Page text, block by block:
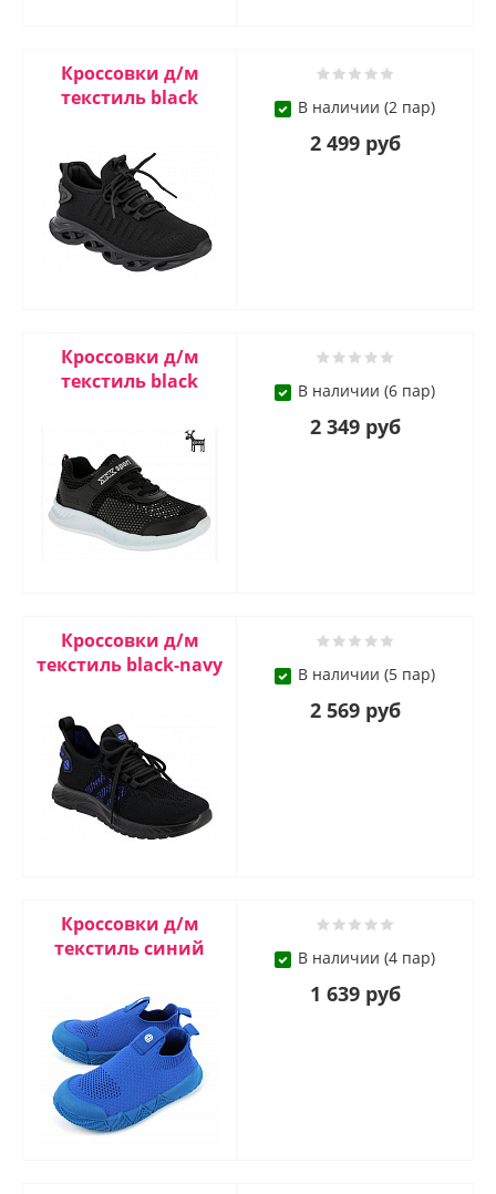
Кроссовки д/м
текстиль blaсk
В наличии (2 пар)
2 499 руб
Кроссовки д/м
текстиль blaсk
В наличии (6 пар)
2 349 руб
Кроссовки д/м
текстиль blaсk-navy
В наличии (5 пар)
2 569 руб
Кроссовки д/м
текстиль синий
В наличии (4 пар)
1 639 руб